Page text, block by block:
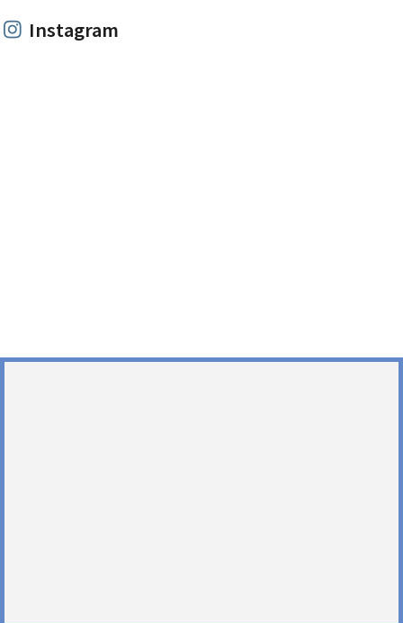
Instagram